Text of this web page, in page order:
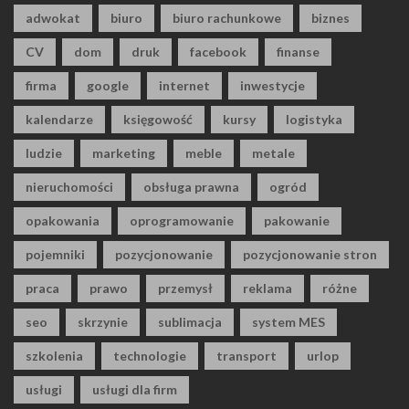
adwokat biuro biuro rachunkowe biznes
CV dom druk facebook finanse
firma google internet inwestycje
kalendarze księgowość kursy logistyka
ludzie marketing meble metale
nieruchomości obsługa prawna ogród
opakowania oprogramowanie pakowanie
pojemniki pozycjonowanie pozycjonowanie stron
praca prawo przemysł reklama różne
seo skrzynie sublimacja system MES
szkolenia technologie transport urlop
usługi usługi dla firm